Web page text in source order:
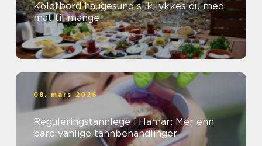
Koldtbord haugesund slik lykkes du med
mat til mange
08. mars 2026
Reguleringstannlege i Hamar: Mer enn
bare vanlige tannbehandlinger